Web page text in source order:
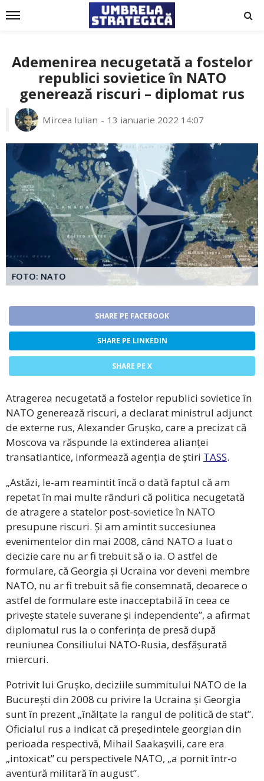
Ademenirea necugetată a fostelor
republici sovietice în NATO
generează riscuri – diplomat rus
Mircea Iulian 13 ianuarie 2022 14:07
FOTO: NATO
SHARE PE FACEBOOK
SHARE PE LINKEDIN
SHARE PE X
Atragerea necugetată a fostelor republici sovietice în
NATO generează riscuri, a declarat ministrul adjunct
de externe rus, Alexander Grușko, care a precizat că
Moscova va răspunde la extinderea alianței
transatlantice, informează agenția de știri TASS.
„Astăzi, le-am reamintit încă o dată faptul că am
repetat în mai multe rânduri că politica necugetată
de atragere a statelor post-sovietice în NATO
presupune riscuri. Și am amintit succesiunea
evenimentelor din mai 2008, când NATO a luat o
decizie care nu ar fi trebuit să o ia. O astfel de
formulare, că Georgia și Ucraina vor deveni membre
NATO, nu ar fi trebuit să fie consemnată, deoarece o
astfel de formulare este inacceptabilă în ceea ce
privește statele suverane și independente”, a afirmat
diplomatul rus la o conferința de presă după
reuniunea Consiliului NATO-Rusia, desfășurată
miercuri.
Potrivit lui Grușko, deciziile summitului NATO de la
București din 2008 cu privire la Ucraina și Georgia
sunt în prezent „înălțate la rangul de politică de stat”.
Oficialul rus a indicat că președintele georgian din
perioada respectivă, Mihail Saakașvili, care era
„intoxicat” cu perspectivele NATO, „a pornit într-o
aventură militară în august”.